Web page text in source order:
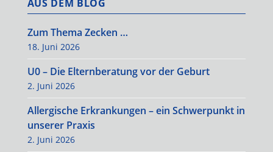
AUS DEM BLOG
Zum Thema Zecken …
18. Juni 2026
U0 – Die Elternberatung vor der Geburt
2. Juni 2026
Allergische Erkrankungen – ein Schwerpunkt in
unserer Praxis
2. Juni 2026